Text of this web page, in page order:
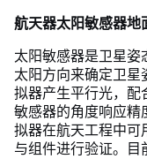
航天器太阳敏感器地
太阳敏感器是卫星姿
太阳方向来确定卫
拟器产生平行光，配
敏感器的角度响应精
拟器在航天工程中可
与组件进行验证。目